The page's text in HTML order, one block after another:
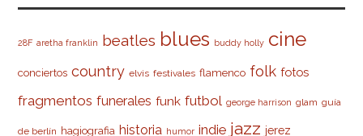
28F aretha franklin beatles blues buddy holly cine
conciertos country elvis festivales flamenco folk fotos
fragmentos funerales funk futbol george harrison glam guía
de berlín hagiografia historia humor indie jazz jerez